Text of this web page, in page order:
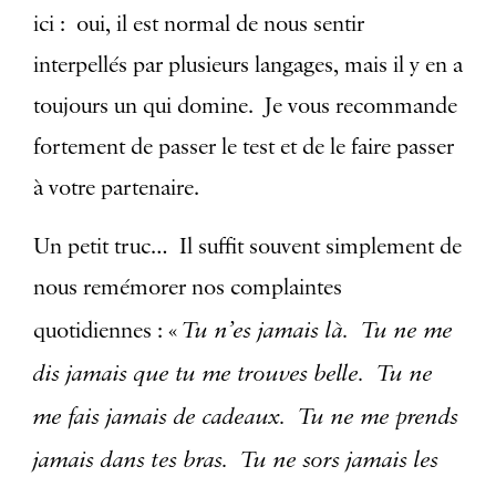
ici : oui, il est normal de nous sentir
interpellés par plusieurs langages, mais il y en a
toujours un qui domine. Je vous recommande
fortement de passer le test et de le faire passer
à votre partenaire.
Un petit truc… Il suffit souvent simplement de
nous remémorer nos complaintes
quotidiennes : « Tu n’es jamais là. Tu ne me
dis jamais que tu me trouves belle. Tu ne
me fais jamais de cadeaux. Tu ne me prends
jamais dans tes bras. Tu ne sors jamais les